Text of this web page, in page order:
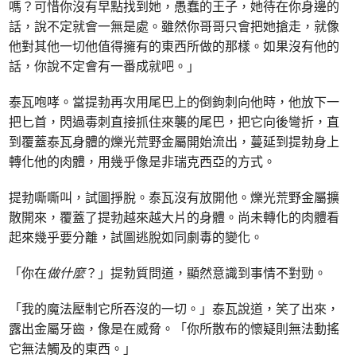
嗎？可惜你沒有早點找到她，愚蠢的王子，她待在你身邊的
話，說不定就會一無是處。雖然你哥哥只會把她搶走，就像
他對其他一切他值得擁有的東西所做的那樣。如果沒有他的
話，你說不定會有一番成就吧。」
泰瓦咆哮。當提勃再次用尾巴上的倒鉤刺向他時，他放下一
把匕首，閃過毒刺直接抓住來襲的尾巴，把它向後彎折，直
到覆蓋泰瓦身體的爍光荒野金屬開始流出，蔓延到提勃身上
轉化他的肉體，用幾乎像是非瑞克西亞的方式。
提勃嘶嘶叫，試圖掙脫。泰瓦沒有放開他。爍光荒野金屬擴
散開來，覆蓋了提勃越來越大片的身體。尚未轉化的肉體看
起來幾乎要分離，試圖逃脫如同劇毒的變化。
「你在做什麼？」提勃質問道，顯然意識到事情不對勁。
「我的魔法壓制它所吞沒的一切。」泰瓦說道，笑了出來，
露出金屬牙齒，像是在威脅。「你所散布的懷疑則無法動搖
它無法觸及的東西。」